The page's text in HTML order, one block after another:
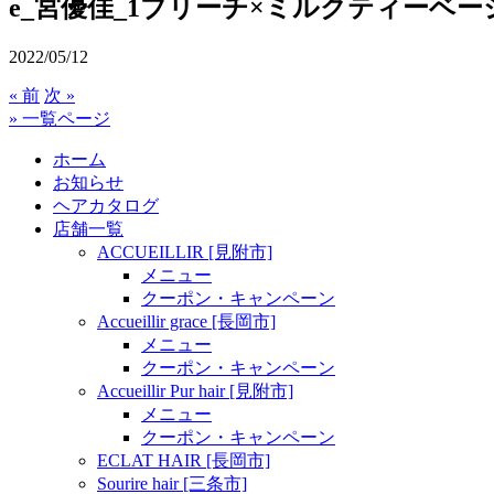
e_宮優佳_1ブリーチ×ミルクティーベー
2022/05/12
« 前 次 »
» 一覧ページ
ホーム
お知らせ
ヘアカタログ
店舗一覧
ACCUEILLIR [見附市]
メニュー
クーポン・キャンペーン
Accueillir grace [長岡市]
メニュー
クーポン・キャンペーン
Accueillir Pur hair [見附市]
メニュー
クーポン・キャンペーン
ECLAT HAIR [長岡市]
Sourire hair [三条市]